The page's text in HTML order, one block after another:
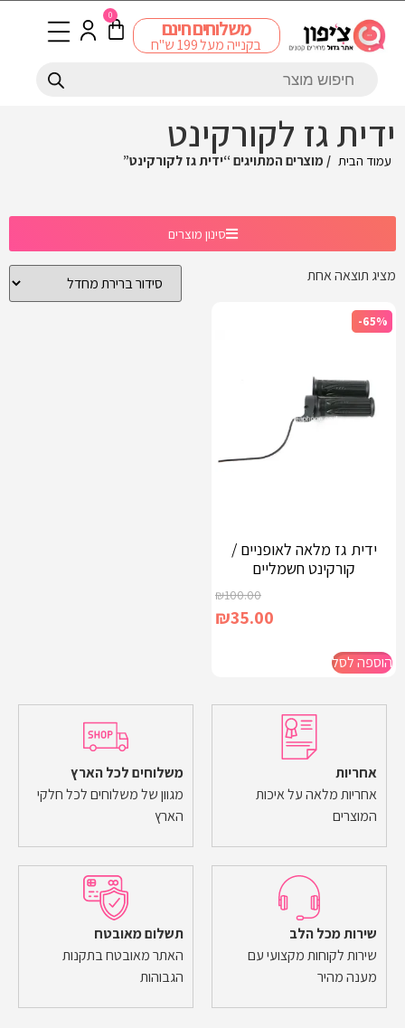
משלוחים חינם
בקנייה מעל 199 ש"ח
0
ידית גז לקורקינט
עמוד הבית / מוצרים המתויגים “ידית גז לקורקינט”
סינון מוצרים
מציג תוצאה אחת
-65%
ידית גז מלאה לאופניים /
קורקינט חשמליים
₪100.00
₪35.00
הוספה לסל
אחריות
אחריות מלאה על איכות
המוצרים
משלוחים לכל הארץ
מגוון של משלוחים לכל חלקי
הארץ
שירות מכל הלב
שירות לקוחות מקצועי עם
מענה מהיר
תשלום מאובטח
האתר מאובטח בתקנות
הגבוהות